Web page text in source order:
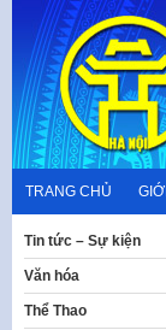
content
TRANG CHỦ
Tin tức – Sự kiện
Văn hóa
Thể Thao